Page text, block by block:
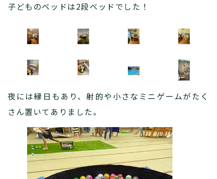
子どものベッドは2段ベッドでした！
夜には縁日もあり、射的や小さなミニゲームがたく
さん置いてありました。